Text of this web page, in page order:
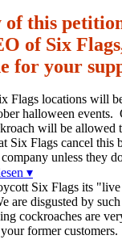
this
of Six
for your
Flags locations will
halloween events.
will be allowed
Six Flags cancel this
unless they
▾
Six Flags its
are disgusted by
cockroaches are
former customers.